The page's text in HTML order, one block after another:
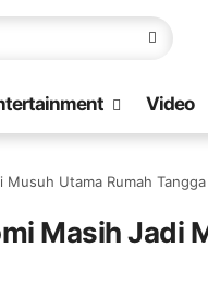
Video
Utama Rumah
Masih Jadi